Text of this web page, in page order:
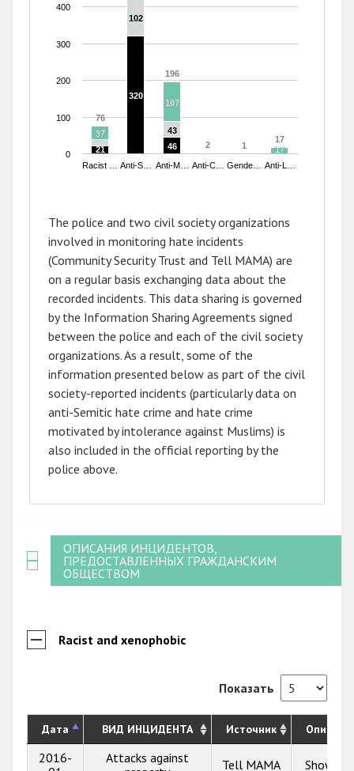
76
76
196
196
17
17
2
2 1
1
37
37
107
107
17
17
102
102
43
43
21
21
320
320
46
46
Racist … Anti-S… Anti-M… Anti-C… Gende… Anti-L…
0
200
400
100
300
The police and two civil society organizations
involved in monitoring hate incidents
(Community Security Trust and Tell MAMA) are
on a regular basis exchanging data about the
recorded incidents. This data sharing is governed
by the Information Sharing Agreements signed
between the police and each of the civil society
organizations. As a result, some of the
information presented below as part of the civil
society-reported incidents (particularly data on
anti-Semitic hate crime and hate crime
motivated by intolerance against Muslims) is
also included in the official reporting by the
police above.
ОПИСАНИЯ ИНЦИДЕНТОВ,
ПРЕДОСТАВЛЕННЫХ ГРАЖДАНСКИМ
ОБЩЕСТВОМ
Racist and xenophobic
Показать
Дата ВИД ИНЦИДЕНТА Источник
2016-
Attacks against
Tell MAMA Show